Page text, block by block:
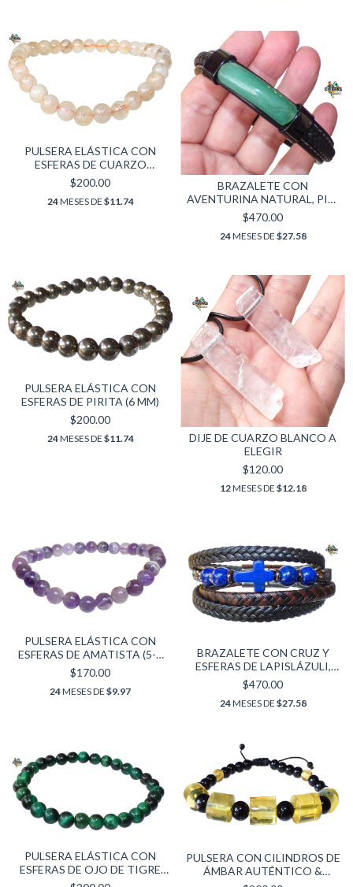
PULSERA ELÁSTICA CON
ESFERAS DE CUARZO
CITRINO AUTÉNTICO (5.5
MM)
$200.00
24MESES DE $11.74
BRAZALETE CON
AVENTURINA NATURAL, PIEL
Y ACERO INOXIDABLE
$470.00
24MESES DE $27.58
PULSERA ELÁSTICA CON
ESFERAS DE PIRITA (6 MM)
$200.00
24MESES DE $11.74
DIJE DE CUARZO BLANCO A
ELEGIR
$120.00
12MESES DE $12.18
PULSERA ELÁSTICA CON
ESFERAS DE AMATISTA (5-6
MM)
$170.00
24MESES DE $9.97
BRAZALETE CON CRUZ Y
ESFERAS DE LAPISLÁZULI,
PIEL & ACERO INOXIDABLE
$470.00
24MESES DE $27.58
PULSERA ELÁSTICA CON
ESFERAS DE OJO DE TIGRE
VERDE (5.5-6 MM)
PULSERA CON CILINDROS DE
ÁMBAR AUTÉNTICO &
OBSIDIANA